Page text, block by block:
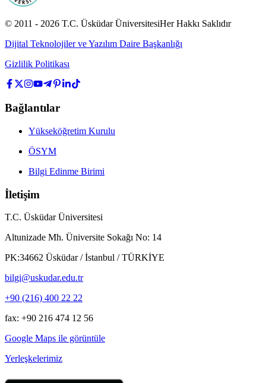
© 2011 - 2026 T.C. Üsküdar ÜniversitesiHer Hakkı Saklıdır
Dijital Teknolojiler ve Yazılım Daire Başkanlığı
Gizlilik Politikası
Bağlantılar
Yükseköğretim Kurulu
ÖSYM
Bilgi Edinme Birimi
İletişim
T.C. Üsküdar Üniversitesi
Altunizade Mh. Üniversite Sokağı No: 14
PK:34662 Üsküdar / İstanbul / TÜRKİYE
bilgi@uskudar.edu.tr
+90 (216) 400 22 22
fax: +90 216 474 12 56
Google Maps ile görüntüle
Yerleşkelerimiz